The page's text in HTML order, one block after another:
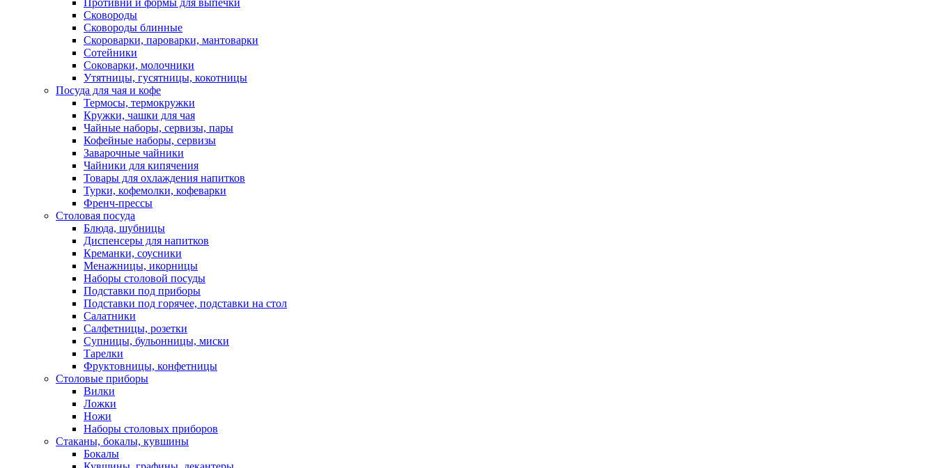
Противни и формы для выпечки
Сковороды
Сковороды блинные
Скороварки, пароварки, мантоварки
Сотейники
Соковарки, молочники
Утятницы, гусятницы, кокотницы
Посуда для чая и кофе
Термосы, термокружки
Кружки, чашки для чая
Чайные наборы, сервизы, пары
Кофейные наборы, сервизы
Заварочные чайники
Чайники для кипячения
Товары для охлаждения напитков
Турки, кофемолки, кофеварки
Френч-прессы
Столовая посуда
Блюда, шубницы
Диспенсеры для напитков
Креманки, соусники
Менажницы, икорницы
Наборы столовой посуды
Подставки под приборы
Подставки под горячее, подставки на стол
Салатники
Салфетницы, розетки
Супницы, бульонницы, миски
Тарелки
Фруктовницы, конфетницы
Столовые приборы
Вилки
Ложки
Ножи
Наборы столовых приборов
Стаканы, бокалы, кувшины
Бокалы